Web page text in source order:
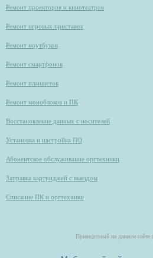
Ремонт проекторов и кинотеатров
Ремонт игровых приставок
Ремонт ноутбуков
Ремонт смартфонов
Ремонт планшетов
Ремонт моноблоков и ПК
Восстановление данных с носителей
Установка и настройка ПО
Абонентское обслуживание оргтехники
Заправка картриджей с выездом
Списание ПК и оргтехники
Приведенный на данном сайте